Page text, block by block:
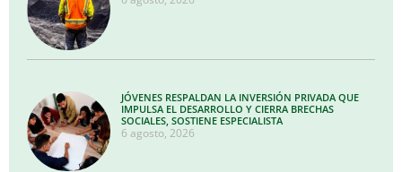
JÓVENES RESPALDAN LA INVERSIÓN PRIVADA QUE
IMPULSA EL DESARROLLO Y CIERRA BRECHAS
SOCIALES, SOSTIENE ESPECIALISTA
6 agosto, 2026